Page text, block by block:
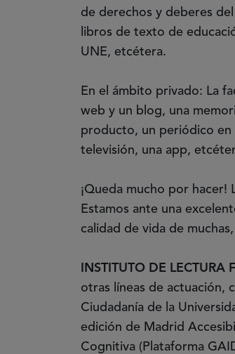
de derechos y deberes
libros de texto de
UNE, etcétera.
En el ámbito privado: La
web y un blog, una
producto, un periódico
televisión, una app,
¡Queda mucho por hacer!
Estamos ante una
calidad de vida de
INSTITUTO DE LECTURA
otras líneas de actuación,
Ciudadanía de la
edición de Madrid
Cognitiva (Plataforma